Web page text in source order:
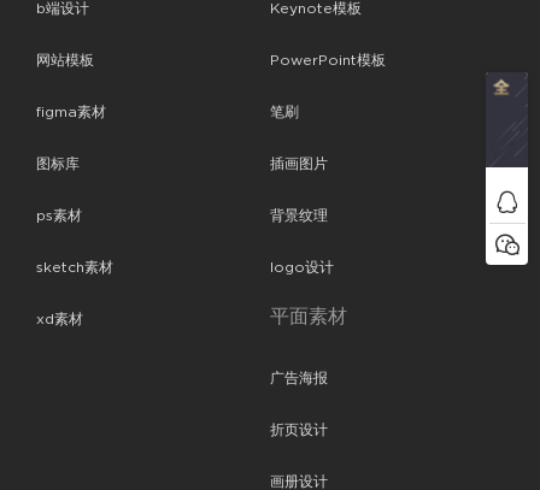
b端设计
网站模板
figma素材
图标库
ps素材
sketch素材
xd素材
Keynote模板
PowerPoint模板
笔刷
插画图片
背景纹理
logo设计
平面素材
广告海报
折页设计
画册设计